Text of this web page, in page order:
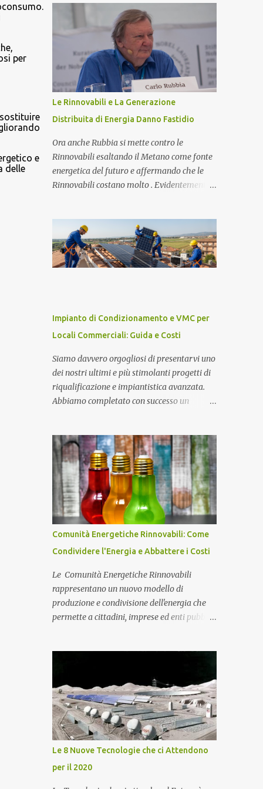
per
e
delle
sono protoni e neutroni nel nucleo atomico...
fondamentali per garantire l'efficienza e
l'ottimizzazione dell'intero sistema è il
toroide o meter . Questo componente, spesso
sottovalutato, gioca un ruolo cruciale nella
gestione dell'energia prodotta e accumulata,
contribuendo significativamente a
migliorare le prestazioni complessive
esploreremo nel dettaglio l'importanza del
toroide negli impianti fotovoltaici con
accumulo di energia, come funziona, e
perché è essenziale per ottimizzare il
rendimento energetico. Approfondiremo
dell'intero sistema. Cos'è un Toroide o Meter
e Come Funziona? Il toroide (o meter) è un
dispositivo el...
Le Rinnovabili e La Generazione
Distribuita di Energia Danno Fastidio
Ora anche Rubbia si mette contro le
Rinnovabili esaltando il Metano come fonte
energetica del futuro e affermando che le
Rinnovabili costano molto . Evidentemente
sempre più paura. Ma procediamo per gradi.
Chi è Carlo Rubbia? Carlo Rubbia
probabilmente non necessita di
presentazioni in quanto trattasi di uno dei
attualmente è Senatore della Repubblica con
nomina presidenziale ( Senatore a Vita della
Repubblica Italiana ). Collabora con il
CIEMAT (centro di ricerca sull'energia,
l'ambiente e la tecnologia), un organismo
spagnolo simile all'italiano ENEA, come
consigliere speciale per la ricerca in campo
aveva avviato nel 2001 all'ENEA con il
Progetto Archimede. Nel 2007 viene
nominato membro Gr...
Impianto di Condizionamento e VMC per
Locali Commerciali: Guida e Costi
Siamo davvero orgogliosi di presentarvi uno
dei nostri ultimi e più stimolanti progetti di
riqualificazione e impiantistica avanzata.
Abbiamo completato con successo un
polifunzionale, caratterizzato da una sala
principale, una zona bar, un'area sottopalco
e servizi igienici dedicati, progettato per
accogliere fino a 200 persone in totale
sicurezza e comfort. Impianto Fotovoltaico
da 36 kWp Grid-Connected Per completare
l'efficentamento energetico e ridurre
drasticamente i costi di gestione
dell'immobile, abbiamo inoltre installato un
potente impianto fotovoltaico da 36 kWp in
configurazione grid-connected senza
accumulo. Il sistema si compone di 80
moduli fotovoltaici di ultima generazione ad
stringa e ai quadri elettrici dedicati. Un
commerciale di autoprodurre ...
Comunità Energetiche Rinnovabili: Come
Condividere l'Energia e Abbattere i Costi
Le Comunità Energetiche Rinnovabili
rappresentano un nuovo modello di
produzione e condivisione dell'energia che
permette a cittadini, imprese ed enti pubblici
Comunità Energetiche Rinnovabili stanno
assumendo un ruolo sempre più importante
nel panorama energetico italiano. Si tratta di
associazioni tra cittadini, imprese, enti locali,
cooperative e organizzazioni che decidono di
produrre, consumare e condividere energia
elettrica proveniente da fonti rinnovabili,
principalmente attraverso impianti
Le 8 Nuove Tecnologie che ci Attendono
per il 2020